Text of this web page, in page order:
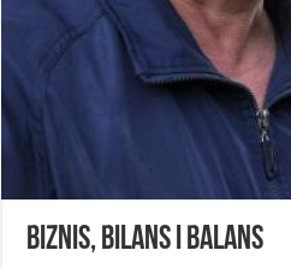
Biznis, Bilans i Balans